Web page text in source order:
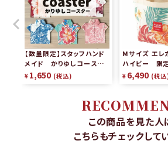
【数量限定】スタッフハンド
メイド かりゆしコースタ
ー（2枚組）
¥ 1,650 税込
Mサイズ エレ
ハイビー 限定
リバーシブル
¥ 6,490 税込
この商品を見た人
こちらもチェックして